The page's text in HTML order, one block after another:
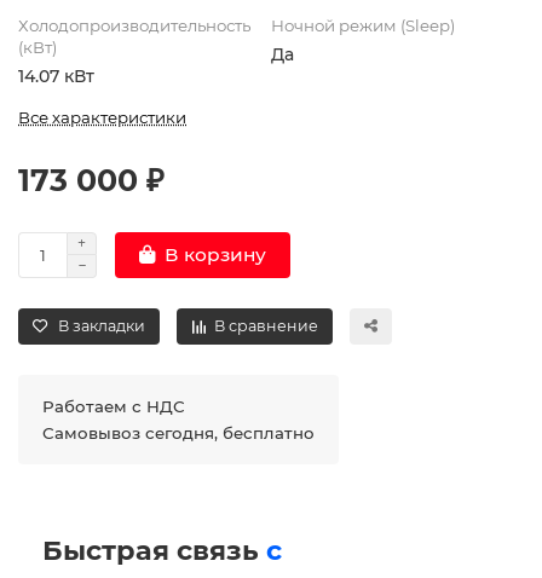
Холодопроизводительность
(кВт)
14.07 кВт
Ночной режим (Sleep)
Да
Все характеристики
173 000 ₽
В корзину
В закладки В сравнение
Работаем с НДС
Самовывоз сегодня, бесплатно
Быстрая связь с